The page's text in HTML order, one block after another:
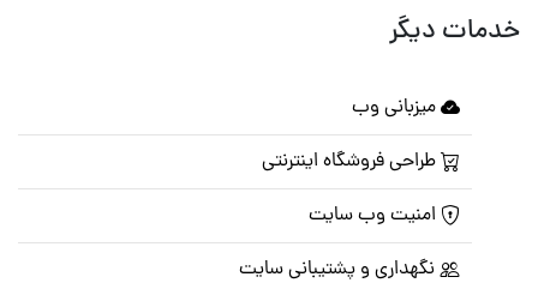
خدمات دیگر
میزبانی وب
طراحی فروشگاه اینترنتی
امنیت وب سایت
نگهداری و پشتیبانی سایت